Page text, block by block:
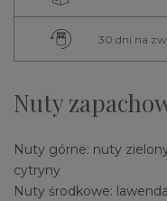
30 dni na
Nuty
Nuty górne: nuty
cytryny
Nuty środkowe: